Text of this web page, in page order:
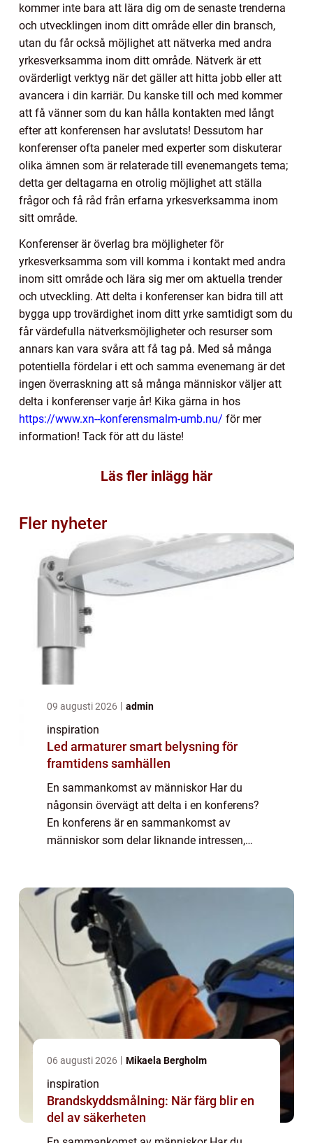
kommer inte bara att lära dig om de senaste trenderna
och utvecklingen inom ditt område eller din bransch,
utan du får också möjlighet att nätverka med andra
yrkesverksamma inom ditt område. Nätverk är ett
ovärderligt verktyg när det gäller att hitta jobb eller att
avancera i din karriär. Du kanske till och med kommer
att få vänner som du kan hålla kontakten med långt
efter att konferensen har avslutats! Dessutom har
konferenser ofta paneler med experter som diskuterar
olika ämnen som är relaterade till evenemangets tema;
detta ger deltagarna en otrolig möjlighet att ställa
frågor och få råd från erfarna yrkesverksamma inom
sitt område.
Konferenser är överlag bra möjligheter för
yrkesverksamma som vill komma i kontakt med andra
inom sitt område och lära sig mer om aktuella trender
och utveckling. Att delta i konferenser kan bidra till att
bygga upp trovärdighet inom ditt yrke samtidigt som du
får värdefulla nätverksmöjligheter och resurser som
annars kan vara svåra att få tag på. Med så många
potentiella fördelar i ett och samma evenemang är det
ingen överraskning att så många människor väljer att
delta i konferenser varje år! Kika gärna in hos
https://www.xn--konferensmalm-umb.nu/ för mer
information! Tack för att du läste!
Läs fler inlägg här
Fler nyheter
09 augusti 2026 admin
inspiration
Led armaturer smart belysning för
framtidens samhällen
En sammankomst av människor Har du
någonsin övervägt att delta i en konferens?
En konferens är en sammankomst av
människor som delar liknande intressen,
06 augusti 2026 Mikaela Bergholm
inspiration
Brandskyddsmålning: När färg blir en
del av säkerheten